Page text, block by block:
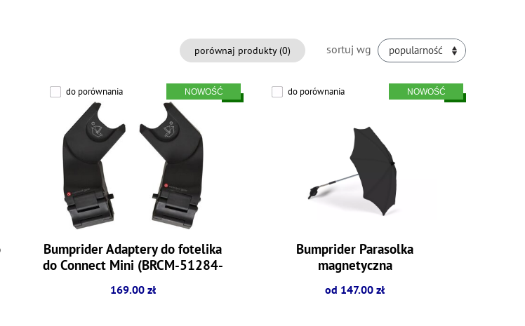
sortuj wg popularność
porównaj produkty (0)
do porównania
Bumprider Adaptery do fotelika
do Connect Mini (BRCM-51284-
169.00 zł
do porównania
Bumprider Parasolka
magnetyczna
od 147.00 zł